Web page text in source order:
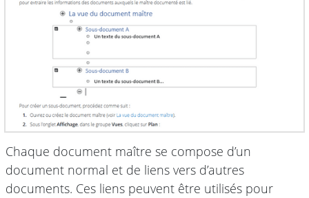
Chaque document maître se compose d’un
document normal et de liens vers d’autres
documents. Ces liens peuvent être utilisés pour